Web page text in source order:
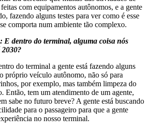
com equipamentos autônomos, e a gente
fazendo alguns testes para ver como é esse
comporta num ambiente tão complexo.
E dentro do terminal, alguma coisa nós
2030?
do terminal a gente está fazendo alguns
próprio veículo autônomo, não só para
por exemplo, mas também limpeza do
Então, tem um atendimento de um agente,
sabe no futuro breve? A gente está buscando
para o passageiro para que a gente
no nosso terminal.